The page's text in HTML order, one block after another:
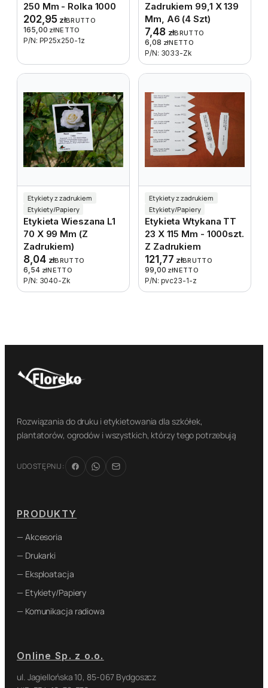
250 Mm - Rolka 1000
202,95 złBRUTTO
165,00 złNETTO
P/N: PP25x250-1z
Zadrukiem 99,1 X 139
Mm, A6 (4 Szt)
7,48 złBRUTTO
6,08 złNETTO
P/N: 3033-Zk
Etykiety z zadrukiem
Etykiety/Papiery
Etykieta Wieszana L1
70 X 99 Mm (z
Zadrukiem)
8,04 złBRUTTO
6,54 złNETTO
P/N: 3040-Zk
Etykiety z zadrukiem
Etykiety/Papiery
Etykieta Wtykana TT
23 X 115 Mm - 1000szt.
Z Zadrukiem
121,77 złBRUTTO
99,00 złNETTO
P/N: pvc23-1-z
Rozwiązania do druku i etykietowania dla szkółek,
plantatorów, ogrodów i wszystkich, którzy tego potrzebują
UDOSTĘPNIJ:
PRODUKTY
— Akcesoria
— Drukarki
— Eksploatacja
— Etykiety/Papiery
— Komunikacja radiowa
Online Sp. z o.o.
ul. Jagiellońska 10, 85-067 Bydgoszcz